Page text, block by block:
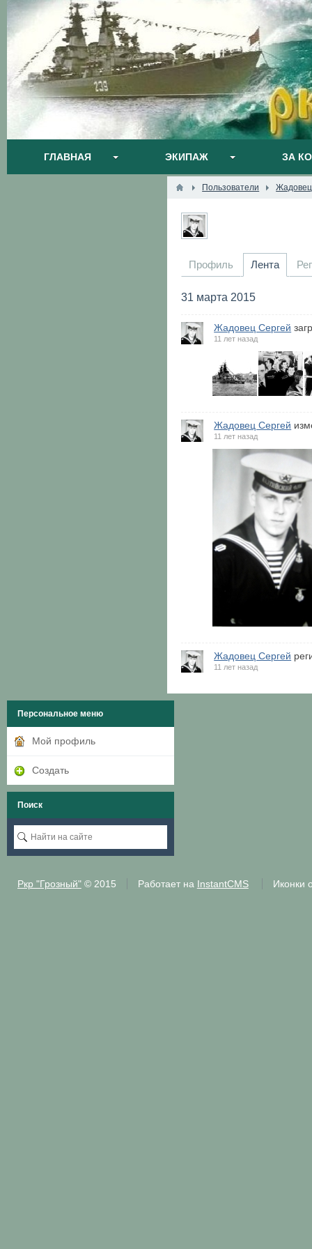
ГЛАВНАЯ ЭКИПАЖ ЗА
Пользователи
Профиль Лента
31 марта 2015
Жадовец Сергей
11 лет назад
Жадовец Сергей
11 лет назад
Жадовец Сергей
11 лет назад
Персональное меню
Мой профиль
Создать
Поиск
Ркр "Грозный"© 2015 Работает на InstantCMS Иконки